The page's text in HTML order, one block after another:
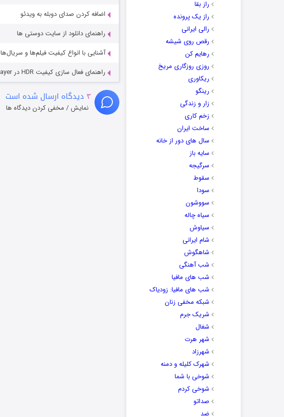
راز بقا
راز یک پرونده
رالی ایرانی
رقص روی شیشه
رهایم کن
روزی روزگاری مریخ
ریکاوری
رینگو
زار و زندگی
زخم کاری
ساخت ایران
سال های دور از خانه
سایه باز
سرگیجه
سقوط
سودا
سووشون
سیاه چاله
سیاوش
شام ایرانی
شاهگوش
شب آهنگی
شب های مافیا
شب های مافیا: زودیاک
شبکه مخفی زنان
شریک جرم
شغال
شهر هرت
شهرزاد
شهرک کلیله و دمنه
شوخی با شما
شوخی کردم
صداتو
ضد
اضافه کردن صدای دوبله به ویدئو
راهنمای دانلود از سایت دوستی ها
آشنایی با انواع کیفیت فیلم‌ها و سریال‌ها
راهنمای فعال سازی کیفیت HDR در PotPlayer
۳ دیدگاه ارسال شده است
نمایش / مخفی کردن دیدگاه ها